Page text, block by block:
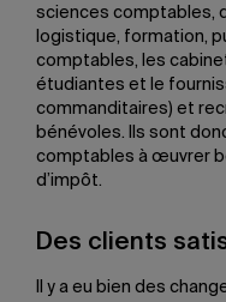
sciences comptables,
logistique, formation,
comptables, les
étudiantes et le
commanditaires) et
bénévoles. Ils sont
comptables à œuvrer
d’impôt.
Des clients
Il y a eu bien des